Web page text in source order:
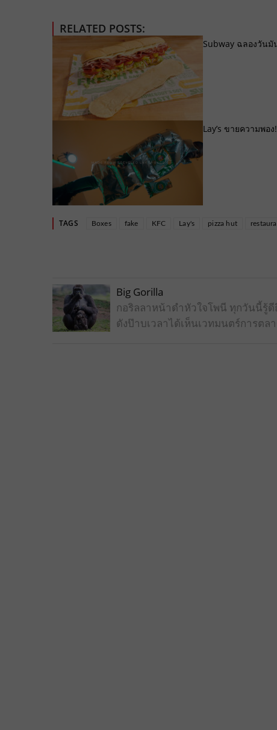
RELATED POSTS:
Subway ฉลองวันมั
Lay’s ขายความพอ
TAGS Boxes fake KFC Lay's pizza hut
Big Gorilla
กอริลลาหน้าดำหัวใจโพนี ทุกวันนี้รู้
ดังป๊าบเวลาได้เห็นเวทมนตร์การตล